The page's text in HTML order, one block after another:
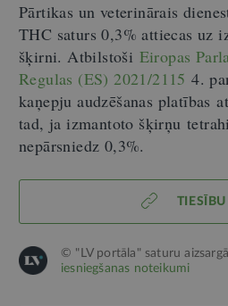
Pārtikas un veterinārais
THC saturs 0,3% attiecas uz
šķirni. Atbilstoši Eiropas
Regulas (ES) 2021/2115 4.
kaņepju audzēšanas platības
tad, ja izmantoto šķirņu
nepārsniedz 0,3%.
TIESĪBU
© "LV portāla" saturu
iesniegšanas noteikumi